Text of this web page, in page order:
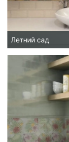
Летний сад